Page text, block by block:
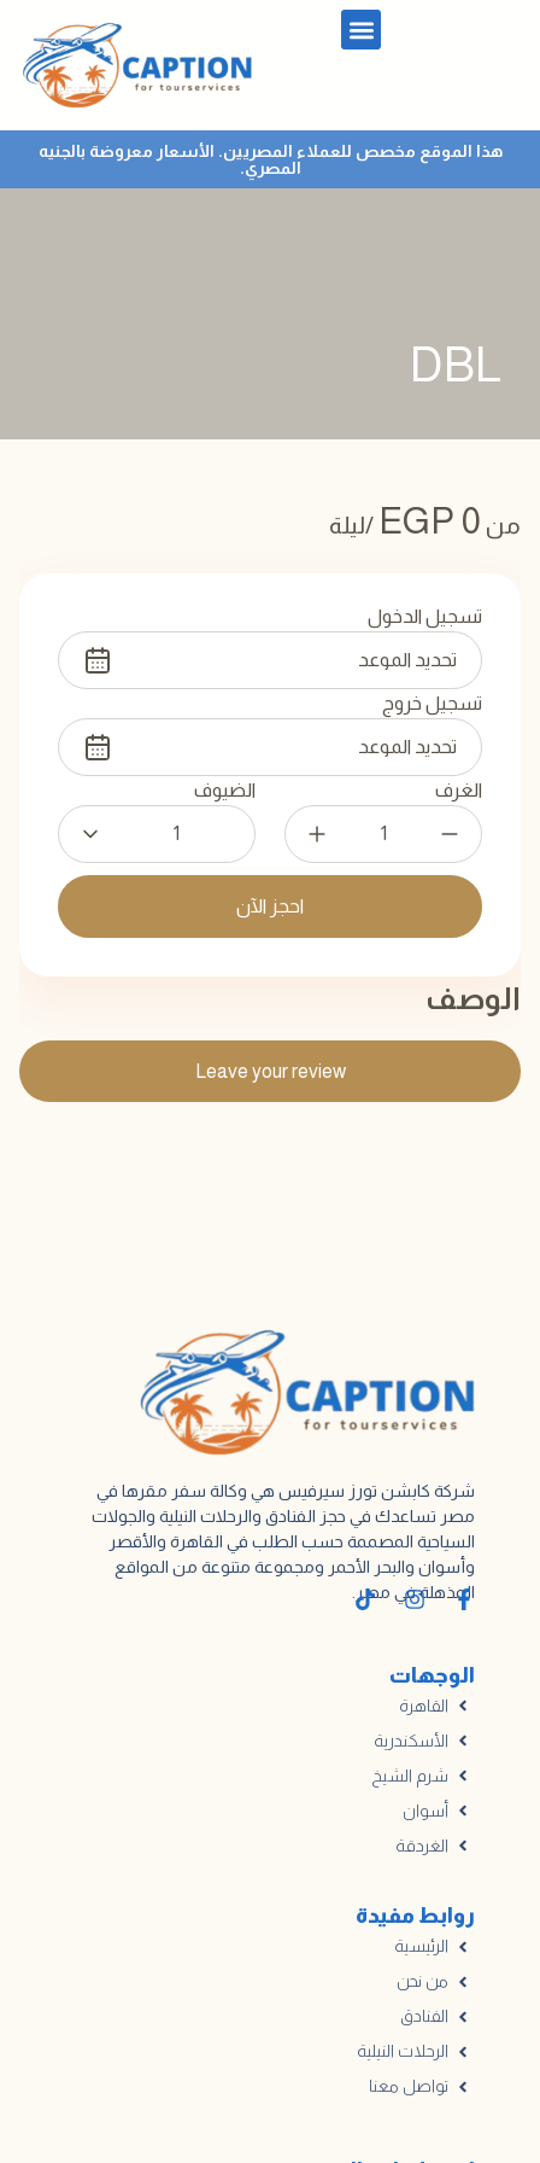
هذا الموقع مخصص للعملاء المصريين. الأسعار معروضة بالجنيه
المصري.
DBL
من 0
EGP /ليلة
تسجيل الدخول
تسجيل خروج
الغرف الضيوف
1
احجز الآن
الوصف
Leave your review
شركة كابشن تورز سيرفيس هي وكالة سفر مقرها في
مصر تساعدك في حجز الفنادق والرحلات النيلية والجولات
السياحية المصممة حسب الطلب في القاهرة والأقصر
وأسوان والبحر الأحمر ومجموعة متنوعة من المواقع
المذهلة في مصر.
روابط مفيدة
الرئيسية
من نحن
الفنادق
الرحلات النيلية
تواصل معنا
الوجهات
القاهرة
الأسكندرية
شرم الشيخ
أسوان
الغردقة